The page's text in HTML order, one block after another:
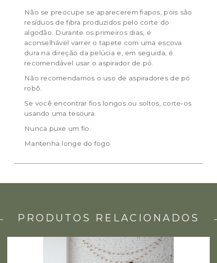
Não se preocupe se aparecerem fiapos, pois são
resíduos de fibra produzidos pelo corte do
algodão. Durante os primeiros dias, é
aconselhável varrer o tapete com uma escova
dura na direção da pelúcia e, em seguida, é
recomendável usar o aspirador de pó.
Não recomendamos o uso de aspiradores de pó
robô.
Se você encontrar fios longos ou soltos, corte-os
usando uma tesoura.
Nunca puxe um fio.
Mantenha longe do fogo
PRODUTOS RELACIONADOS